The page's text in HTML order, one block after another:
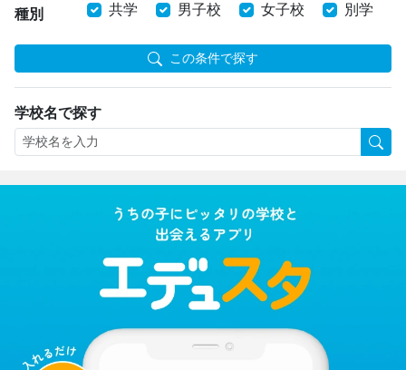
種別 共学 男子校 女子校 別学
この条件で探す
学校名で探す